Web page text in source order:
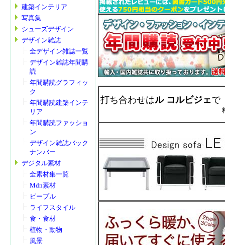
建築インテリア
写真集
シューズデザイン
デザイン雑誌
全デザイン雑誌一覧
デザイン雑誌年間購
読
年間購読グラフィッ
ク
年間購読建築インテ
リア
年間購読ファッショ
ン
デザイン雑誌バック
ナンバー
デジタル素材
全素材集一覧
Mdn素材
ピープル
ライフスタイル
食・食材
植物・動物
風景
打ち合わせはル コルビジェで